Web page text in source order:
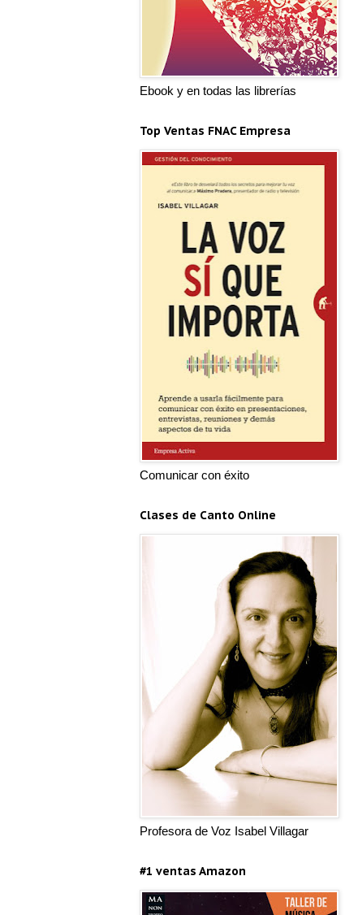
Ebook y en todas las librerías
Top Ventas FNAC Empresa
Comunicar con éxito
Clases de Canto Online
Profesora de Voz Isabel Villagar
#1 ventas Amazon